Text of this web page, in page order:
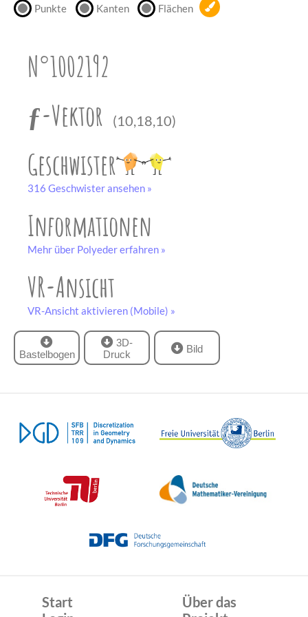
Punkte Kanten Flächen
N°1002192
ƒ-Vektor
(10,18,10)
Geschwister
316 Geschwister ansehen »
Informationen
Mehr über Polyeder erfahren »
VR-Ansicht
VR-Ansicht aktivieren (Mobile) »
Bastelbogen
Bastelbogen
3D-
Druck
unserem
Bild
Start
Über das